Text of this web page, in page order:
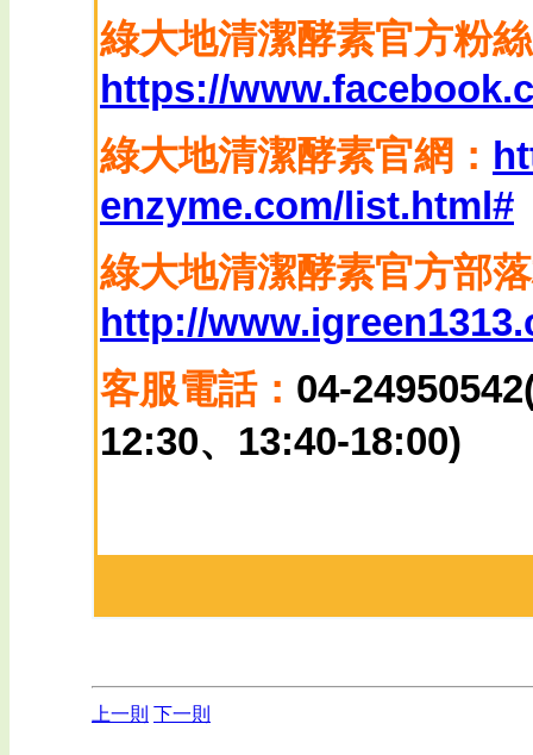
綠大地清潔酵素官方粉
https://
綠大地清潔酵素官網：
enzyme.com/list.html#
綠大地清潔酵素官方部
http://
客服電話： 04-
12:30、13:40-18:00)
上一則 下一則